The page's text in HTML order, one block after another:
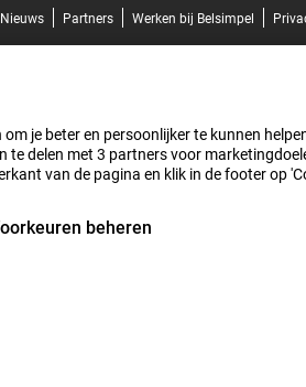
Nieuws Partners Werken bij Belsimpel
je beter en persoonlijker te kunnen
te delen met 3 partners voor
van de pagina en klik in de footer op
beheren